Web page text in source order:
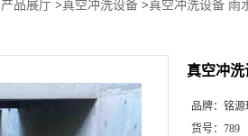
产品展厅 >真空冲洗设备 >真空冲洗设备 雨
真空冲
品牌： 铭源
货号： 789